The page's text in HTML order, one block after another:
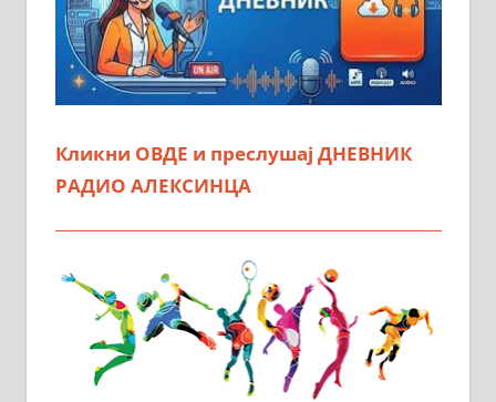
Кликни ОВДЕ и преслушај ДНЕВНИК
РАДИО АЛЕКСИНЦА